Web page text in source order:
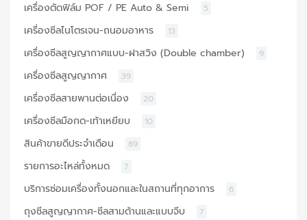
เครื่องตัดฟิล์ม POF / PE Auto & Semi 5
เครื่องซีลไนโตรเจน-ถนอมอาหาร 13
เครื่องซีลสูญญากาศแบบ-ฝาสวิง (Double chamber) 9
เครื่องซีลสูญญากาศ 39
เครื่องซีลสายพานต่อเนื่อง 20
เครื่องซีลมือกด-เท้าเหยียบ 10
สินค้าขายดีประจำเดือน 89
รายการอะไหล่ทั้งหมด 7
บริการซ่อมเครื่องทั้งนอกและในสถานที่ทุกอาการ 6
ถุงซีลสูญญากาศ-ซีลสามด้านและแบบจีบ 7